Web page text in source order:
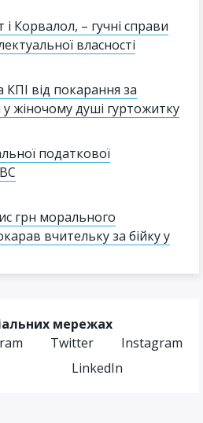
і Корвалол, – гучні справи
власності
КПІ від покарання за
жіночому душі гуртожитку
податкової
грн морального
вчительку за бійку у
мережах
Twitter
Instagram
LinkedIn